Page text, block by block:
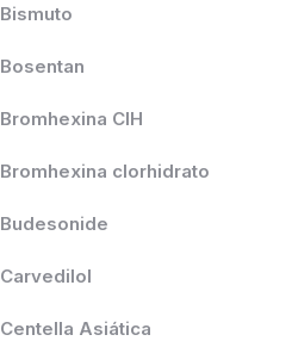
Bismuto
Bosentan
Bromhexina ClH
Bromhexina clorhidrato
Budesonide
Carvedilol
Centella Asiática